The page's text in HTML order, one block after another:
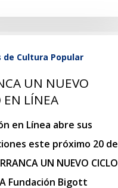
de Cultura Popular
UN NUEVO
EN LÍNEA
en Línea abre sus
este próximo 20 de
UN NUEVO CICLO
Fundación Bigott